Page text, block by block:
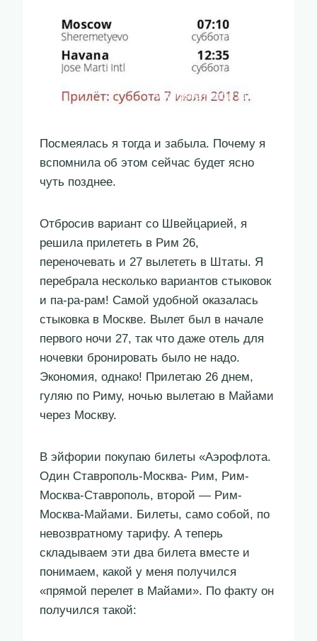
Посмеялась я тогда и забыла. Почему я
вспомнила об этом сейчас будет ясно
чуть позднее.
Отбросив вариант со Швейцарией, я
решила прилететь в Рим 26,
переночевать и 27 вылететь в Штаты. Я
перебрала несколько вариантов стыковок
и па-ра-рам! Самой удобной оказалась
стыковка в Москве. Вылет был в начале
первого ночи 27, так что даже отель для
ночевки бронировать было не надо.
Экономия, однако! Прилетаю 26 днем,
гуляю по Риму, ночью вылетаю в Майами
через Москву.
В эйфории покупаю билеты «Аэрофлота.
Один Ставрополь-Москва- Рим, Рим-
Москва-Ставрополь, второй — Рим-
Москва-Майами. Билеты, само собой, по
невозвратному тарифу. А теперь
складываем эти два билета вместе и
понимаем, какой у меня получился
«прямой перелет в Майами». По факту он
получился такой: